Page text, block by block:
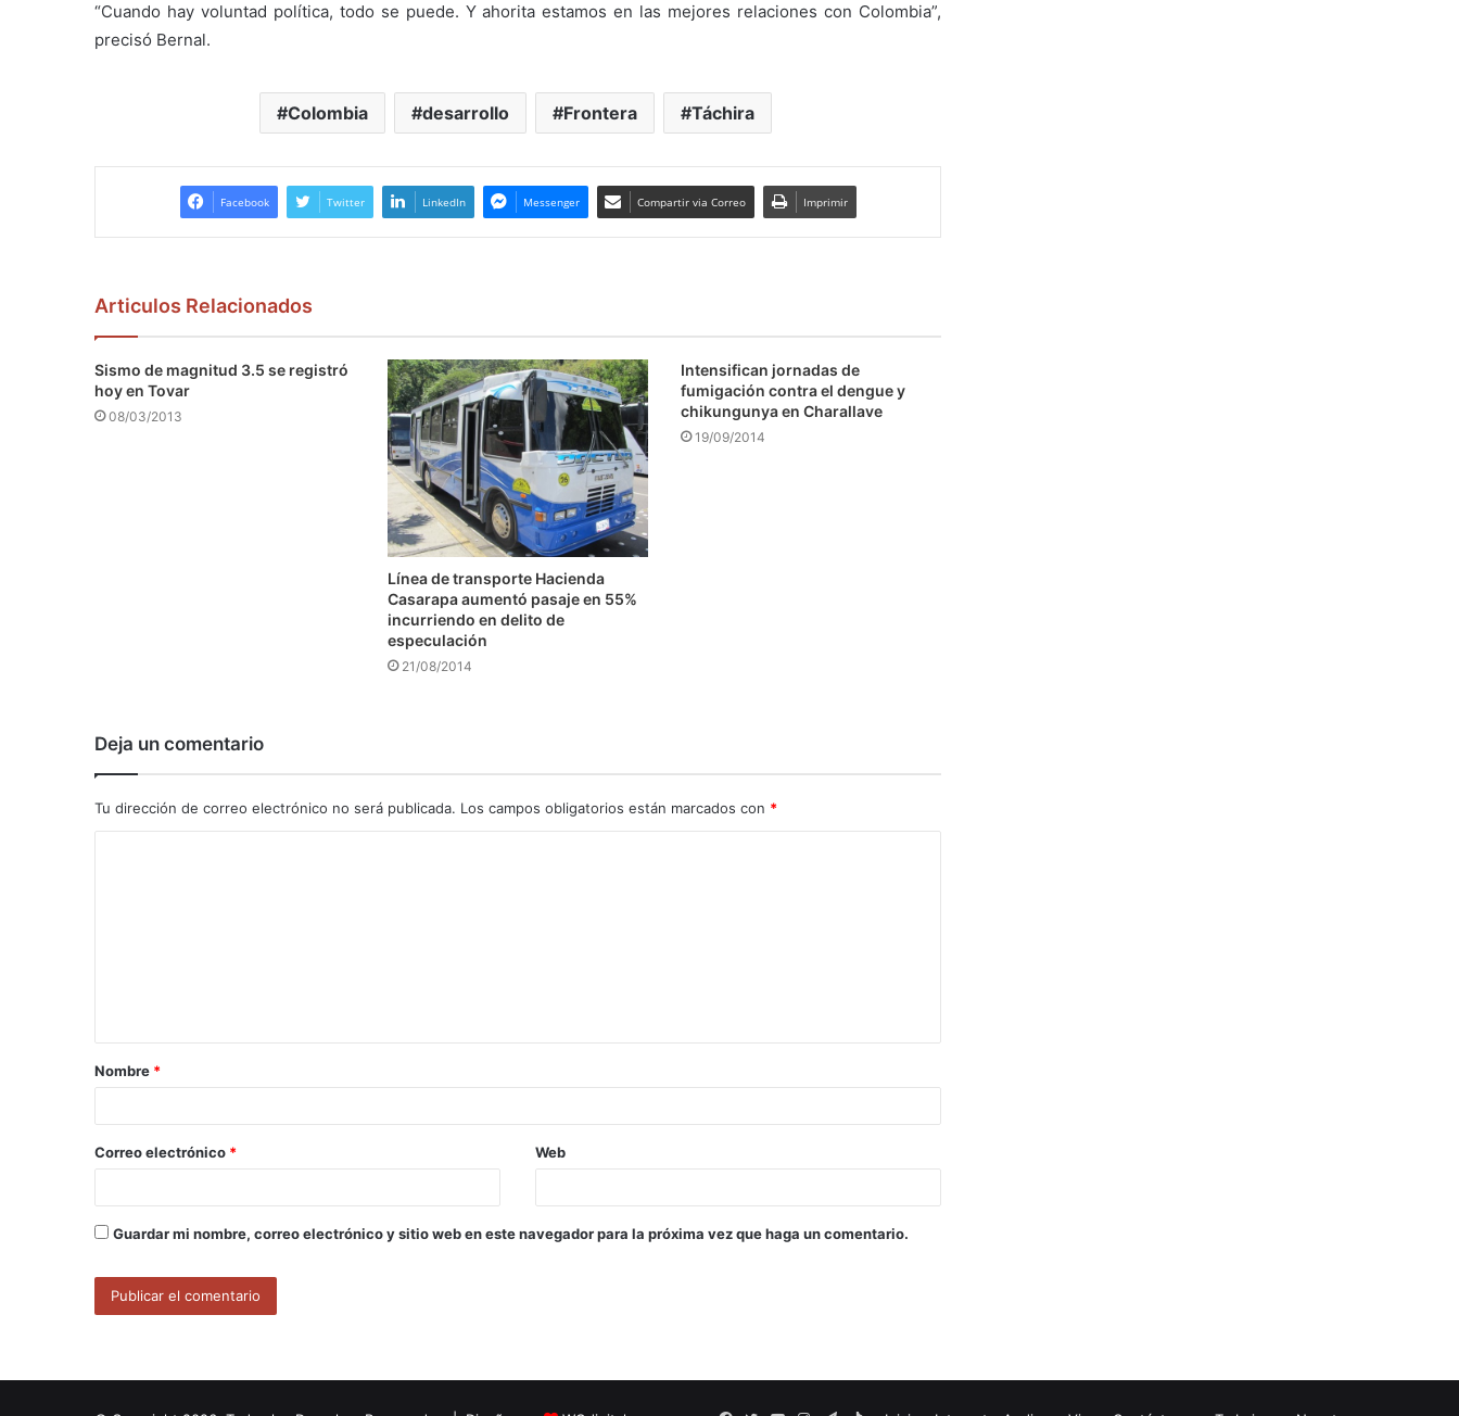
“Cuando hay voluntad política, todo se puede. Y ahorita estamos en las mejores relaciones con Colombia”,
precisó Bernal.
Colombia desarrollo Frontera Táchira
Facebook Twitter LinkedIn Messenger Compartir via Correo Imprimir
Articulos Relacionados
Sismo de magnitud 3.5 se registró
hoy en Tovar
08/03/2013
Línea de transporte Hacienda
Casarapa aumentó pasaje en 55%
incurriendo en delito de
especulación
21/08/2014
Intensifican jornadas de
fumigación contra el dengue y
chikungunya en Charallave
19/09/2014
Deja un comentario
Tu dirección de correo electrónico no será publicada. Los campos obligatorios están marcados con *
a
r
*
Nombre *
Correo electrónico * Web
Guardar mi nombre, correo electrónico y sitio web en este navegador para la próxima vez que haga un comentario.